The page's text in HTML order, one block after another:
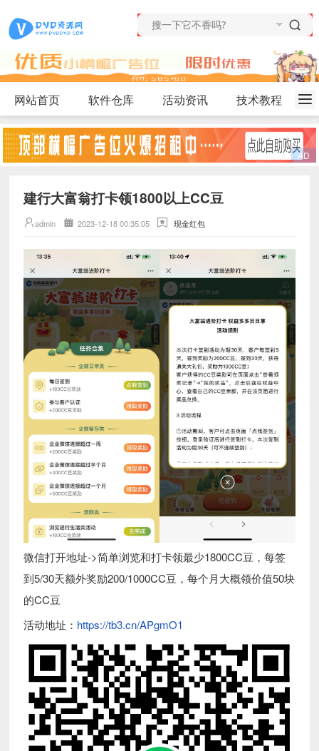
网站首页 软件仓库 活动资讯 技术教程
建行大富翁打卡领1800以上CC豆
admin 2023-12-18 00:35:05 现金红包
微信打开地址->简单浏览和打卡领最少1800CC豆，每签
到5/30天额外奖励200/1000CC豆，每个月大概领价值50块
的CC豆
活动地址： https://tb3.cn/APgmO1